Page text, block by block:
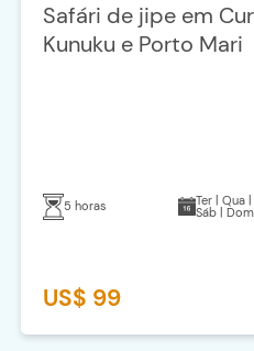
Safári de jipe em
Kunuku e Porto Mari
5 horas Ter | Qua
Sáb | Dom
US$ 99